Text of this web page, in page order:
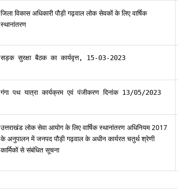
जिला विकास अधिकारी पौड़ी गढ़वाल लोक सेवकों के लिए वार्षिक
स्थानांतरण
सड़क सुरक्षा बैठक का कार्यवृत्त, 15-03-2023
गंगा पथ यात्रा कार्यक्रम एवं पंजीकरण दिनांक 13/05/2023
उत्तराखंड लोक सेवा आयोग के लिए वार्षिक स्थानांतरण अधिनियम 2017
के अनुपालन में जनपद पौड़ी गढ़वाल के अधीन कार्यरत चतुर्थ श्रेणी
कार्मिकों से संबंधित सूचना